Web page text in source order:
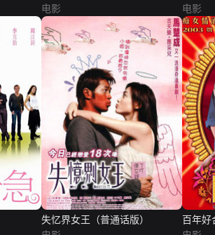
电影
电影
失忆界女王（普通话版）
百年好